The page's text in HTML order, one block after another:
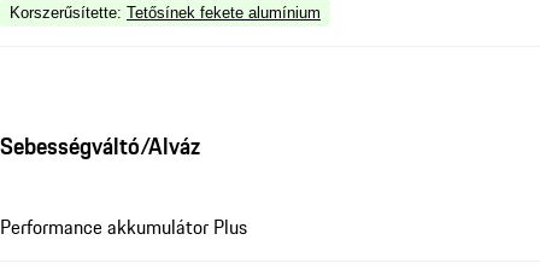
Korszerűsítette: Tetősínek fekete alumínium
Sebességváltó/Alváz
Performance akkumulátor Plus